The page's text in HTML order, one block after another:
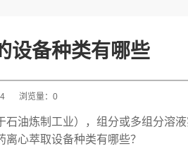
设备种类有哪些
浏览量： 0
油炼制工业），组分或多组分溶
离心萃取设备种类有哪些？